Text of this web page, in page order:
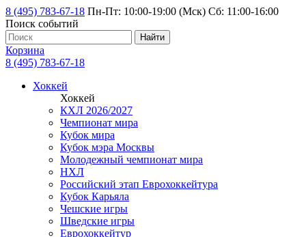
8 (495) 783-67-18 Пн-Пт: 10:00-19:00 (Мск) Сб: 11:00-16:00
Поиск событий
Найти
Корзина
8 (495) 783-67-18
Хоккей
Хоккей
КХЛ 2026/2027
Чемпионат мира
Кубок мира
Кубок мэра Москвы
Молодежный чемпионат мира
НХЛ
Российский этап Еврохоккейтура
Кубок Карьяла
Чешские игры
Шведские игры
Еврохоккейтур